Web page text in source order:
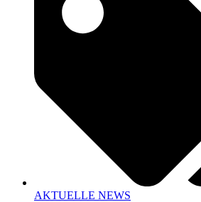
AKTUELLE NEWS